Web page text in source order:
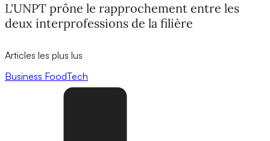
L'UNPT prône le rapprochement entre les
deux interprofessions de la filière
Articles les plus lus
Business FoodTech